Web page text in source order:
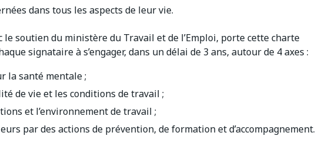
dans tous les aspects de leur vie.
le soutien du ministère du Travail et de l’Emploi, porte cette charte
signataire à s’engager, dans un délai de 3 ans, autour de 4 axes :
la santé mentale ;
de vie et les conditions de travail ;
et l’environnement de travail ;
par des actions de prévention, de formation et d’accompagnement.